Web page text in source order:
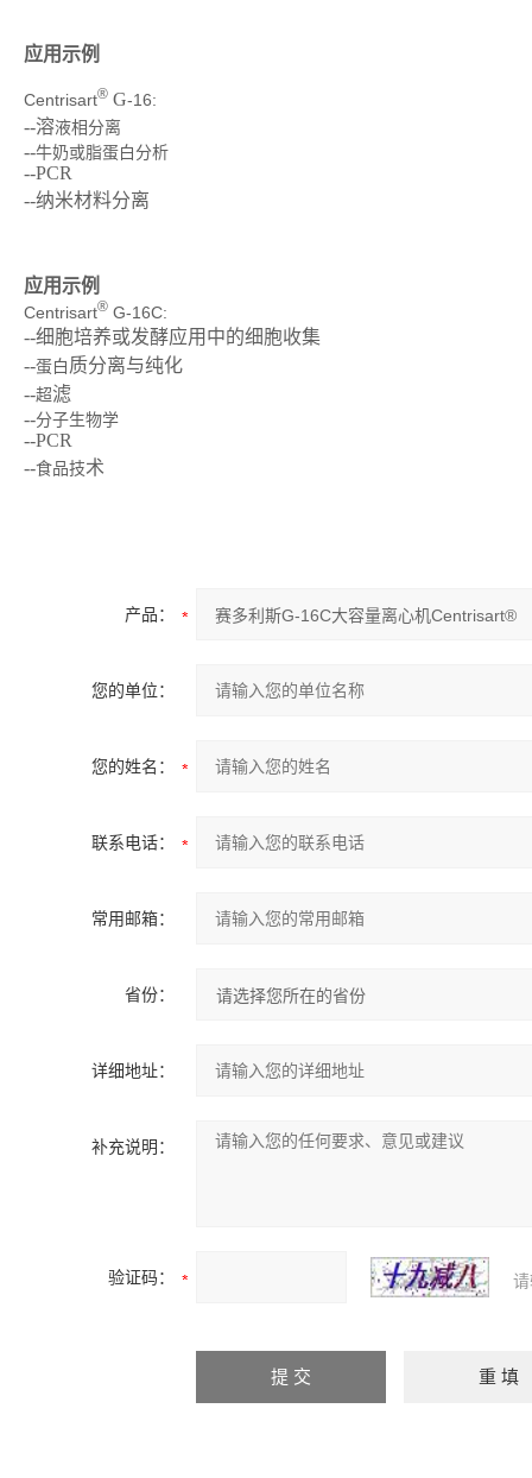
应用示例
Centrisart® G-16:
--溶液相分离
--牛奶或脂蛋白分析
--PCR
--纳米材料分离
应用示例
Centrisart® G-16C:
--细胞培养或发酵应用中的细胞收集
--蛋白质分离与纯化
--超滤
--分子生物学
--PCR
--食品技术
产品：
您的单位：
您的姓名：
联系电话：
常用邮箱：
省份：
详细地址：
补充说明：
验证码：